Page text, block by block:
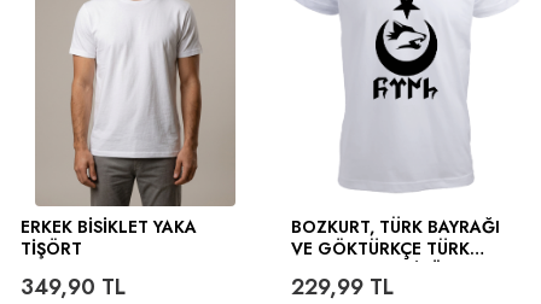
ERKEK BISIKLET YAKA
TIŞÖRT
349,90 TL
BOZKURT, TÜRK BAYRAĞI
VE GÖKTÜRKÇE TÜRK
229,99TL